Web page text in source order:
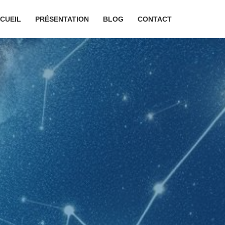
PRÉSENTATION BLOG CONTACT